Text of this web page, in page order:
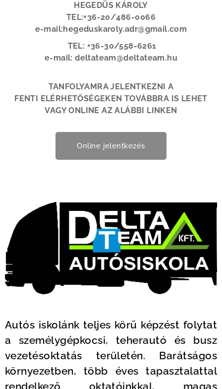
HEGEDÜS KÁROLY
TEL:+36-20/486-0066
e-mail:hegeduskaroly.adr@gmail.com
TEL: +36-30/558-6261
e-mail: deltateam@deltateam.hu
TANFOLYAMRA JELENTKEZNI A
FENTI ELÉRHETŐSÉGEKEN TOVÁBBRA IS LEHET
VAGY ONLINE AZ ALÁBBI LINKEN
Online jelentkezés
Autós iskolánk teljes körű képzést folytat
a személygépkocsi, teherautó és busz
vezetésoktatás területén. Barátságos
környezetben, több éves tapasztalattal
rendelkező oktatóinkkal, magas